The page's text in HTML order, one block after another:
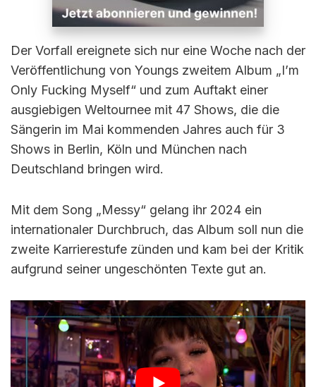
Der Vorfall ereignete sich nur eine Woche nach der
Veröffentlichung von Youngs zweitem Album „I’m
Only Fucking Myself“ und zum Auftakt einer
ausgiebigen Weltournee mit 47 Shows, die die
Sängerin im Mai kommenden Jahres auch für 3
Shows in Berlin, Köln und München nach
Deutschland bringen wird.
Mit dem Song „Messy“ gelang ihr 2024 ein
internationaler Durchbruch, das Album soll nun die
zweite Karrierestufe zünden und kam bei der Kritik
aufgrund seiner ungeschönten Texte gut an.